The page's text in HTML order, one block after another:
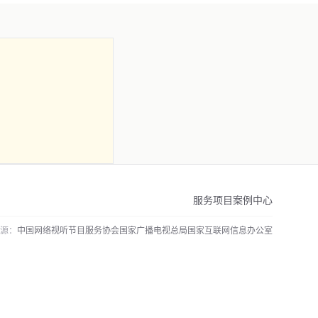
服务项目案例中心
： 中国网络视听节目服务协会国家广播电视总局国家互联网信息办公室